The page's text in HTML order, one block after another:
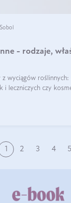
- rodzaje,
wyciągów roślinnych:
i leczniczych czy
1 2 3 4 5